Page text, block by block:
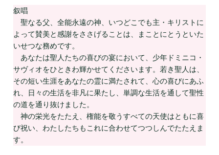
叙唱
聖なる父、全能永遠の神、いつどこでも主・キリストに
よって賛美と感謝をささげることは、まことにとうといた
いせつな務めです。
あなたは聖人たちの喜びの宴において、少年ドミニコ・
サヴィオをひときわ輝かせてくださいます。若き聖人は、
その短い生涯をあなたの霊に満たされて、心の喜びにあふ
れ、日々の生活を非凡に果たし、単調な生活を通して聖性
の道を通り抜けました。
神の栄光をたたえ、権能を敬うすべての天使はともに喜
び祝い、わたしたちもこれに合わせてつつしんでたたえま
す。